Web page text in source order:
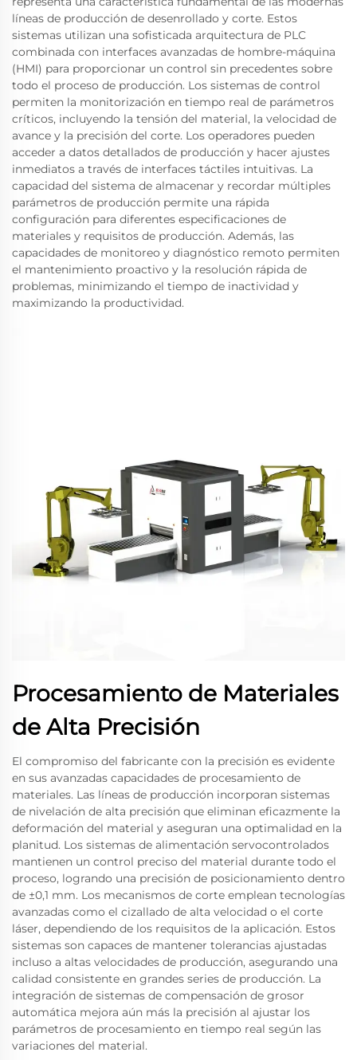
líneas de producción de desenrollado y corte. Estos
sistemas utilizan una sofisticada arquitectura de PLC
combinada con interfaces avanzadas de hombre-máquina
(HMI) para proporcionar un control sin precedentes sobre
todo el proceso de producción. Los sistemas de control
permiten la monitorización en tiempo real de parámetros
críticos, incluyendo la tensión del material, la velocidad de
avance y la precisión del corte. Los operadores pueden
acceder a datos detallados de producción y hacer ajustes
inmediatos a través de interfaces táctiles intuitivas. La
capacidad del sistema de almacenar y recordar múltiples
parámetros de producción permite una rápida
configuración para diferentes especificaciones de
materiales y requisitos de producción. Además, las
capacidades de monitoreo y diagnóstico remoto permiten
el mantenimiento proactivo y la resolución rápida de
problemas, minimizando el tiempo de inactividad y
maximizando la productividad.
Procesamiento de Materiales
de Alta Precisión
El compromiso del fabricante con la precisión es evidente
en sus avanzadas capacidades de procesamiento de
materiales. Las líneas de producción incorporan sistemas
de nivelación de alta precisión que eliminan eficazmente la
deformación del material y aseguran una optimalidad en la
planitud. Los sistemas de alimentación servocontrolados
mantienen un control preciso del material durante todo el
proceso, logrando una precisión de posicionamiento dentro
de ±0,1 mm. Los mecanismos de corte emplean tecnologías
avanzadas como el cizallado de alta velocidad o el corte
láser, dependiendo de los requisitos de la aplicación. Estos
sistemas son capaces de mantener tolerancias ajustadas
incluso a altas velocidades de producción, asegurando una
calidad consistente en grandes series de producción. La
integración de sistemas de compensación de grosor
automática mejora aún más la precisión al ajustar los
parámetros de procesamiento en tiempo real según las
variaciones del material.